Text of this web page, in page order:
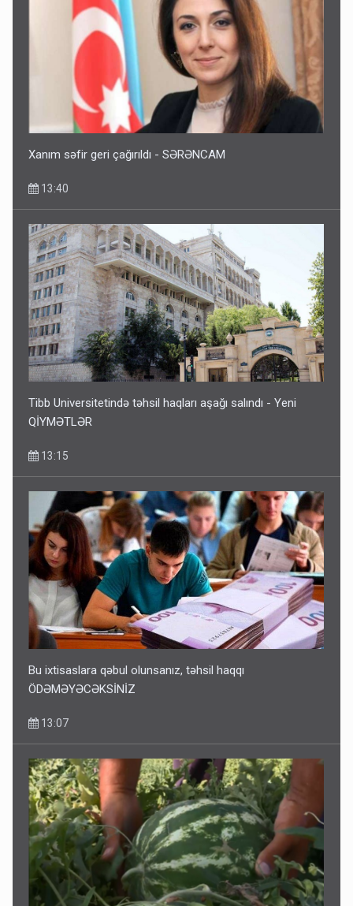
Xanım səfir geri çağırıldı - SƏRƏNCAM
13:40
Tibb Universitetində təhsil haqları aşağı salındı - Yeni
QİYMƏTLƏR
13:15
Bu ixtisaslara qəbul olunsanız, təhsil haqqı
ÖDƏMƏYƏCƏKSİNİZ
13:07